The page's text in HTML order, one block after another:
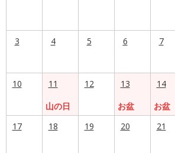
3 4 5 6 7
10
11
山の日
12
13
お盆
14
お盆
17
18 19 20 21